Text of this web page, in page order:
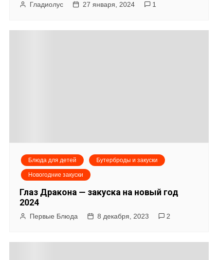
Гладиолус 27 января, 2024 1
Блюда для детей Бутерброды и закуски
Новогодние закуски
Глаз Дракона — закуска на новый год
2024
Первые Блюда 8 декабря, 2023 2